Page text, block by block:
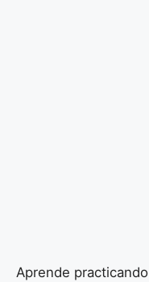
Aprende practicando